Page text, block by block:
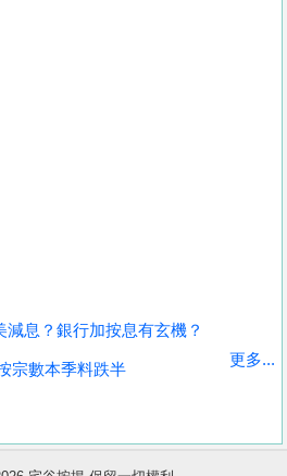
減息？銀行加按息有玄機？
宗數本季料跌半
更多...